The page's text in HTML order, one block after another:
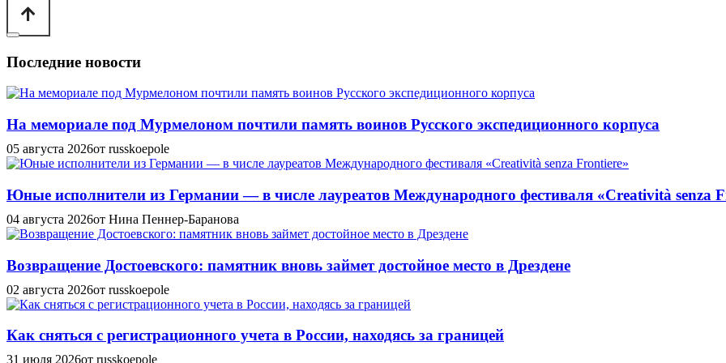
Последние новости
На мемориале под Мурмелоном почтили память воинов Русского экспедиционного корпуса
05 августа 2026от russkoepole
Юные исполнители из Германии — в числе лауреатов Международного фестиваля «Creatività senza
04 августа 2026от Нина Пеннер-Баранова
Возвращение Достоевского: памятник вновь займет достойное место в Дрездене
02 августа 2026от russkoepole
Как сняться с регистрационного учета в России, находясь за границей
31 июля 2026от russkoepole